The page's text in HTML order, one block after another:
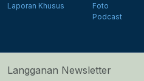
Laporan Khusus
Foto
Podcast
Langganan Newsletter